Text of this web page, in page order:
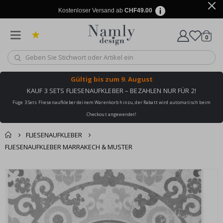
Kostenloser Versand ab CHF49.00
Wagen
0
Gültig bis zum 9. August
KAUF 3 SETS FLIESENAUFKLEBER – BEZAHLEN NUR FÜR 2!
Füge 3 Sets Fliesenaufkleber deinem Warenkorb hinzu, der Rabatt wird automatisch beim
Checkout angewendet!
FLIESENAUFKLEBER
FLIESENAUFKLEBER MARRAKECH & MUSTER
Zusammen gekaufte
Produkte
Einkaufswagen
Zur Kasse
Zum
Ende
Bildgalerie
springen